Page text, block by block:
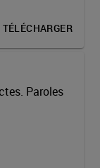
TÉLÉCHARGER
Paroles